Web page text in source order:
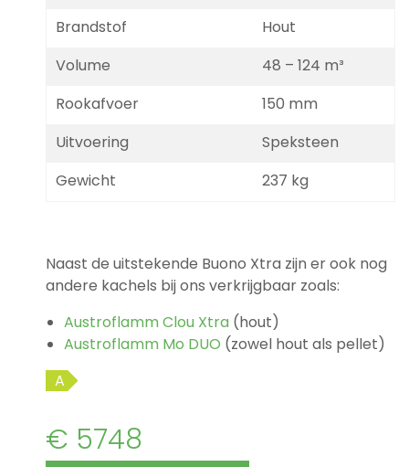
Brandstof
Hout
Volume
48 – 124 m³
Rookafvoer
150 mm
Uitvoering
Speksteen
Gewicht
237 kg
Naast de uitstekende Buono Xtra zijn er ook nog
andere kachels bij ons verkrijgbaar zoals:
Austroflamm Clou Xtra (hout)
Austroflamm Mo DUO (zowel hout als pellet)
A
€ 5748